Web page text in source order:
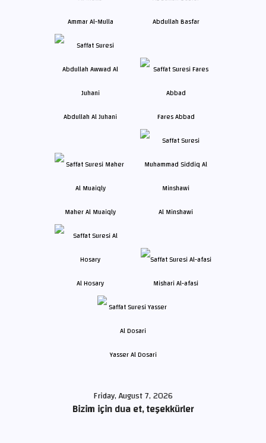
Ammar Al-Mulla Abdullah Basfar
Abdullah Al Juhani Fares Abbad
Maher Al Muaiqly Al Minshawi
Al Hosary Mishari Al-afasi
Yasser Al Dosari
Friday, August 7, 2026
Bizim için dua et, teşekkürler